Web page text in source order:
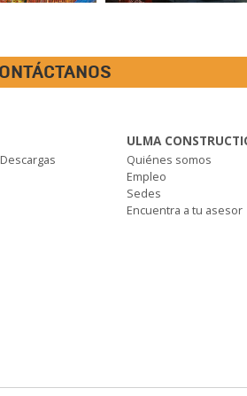
ULMA
Quiénes somos
Empleo
Sedes
Encuentra a tu asesor